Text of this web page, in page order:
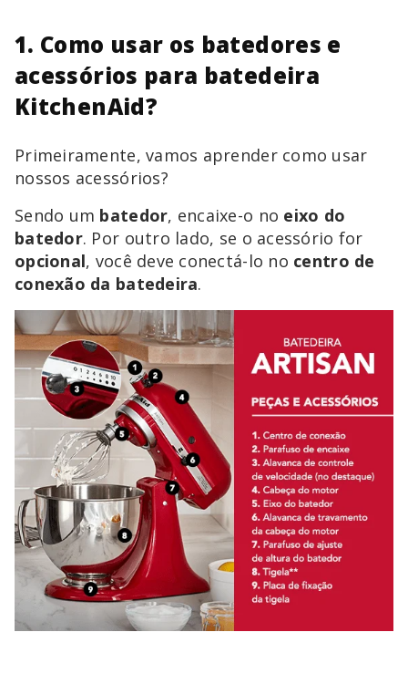
1. Como usar os batedores e
acessórios para batedeira
KitchenAid?
Primeiramente, vamos aprender como usar
nossos acessórios?
Sendo um batedor, encaixe-o no eixo do
batedor. Por outro lado, se o acessório for
opcional, você deve conectá-lo no centro de
conexão da batedeira.